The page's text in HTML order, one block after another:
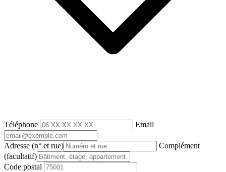
Téléphone Email
Adresse (n° et rue)
Complément
(facultatif)
Code postal